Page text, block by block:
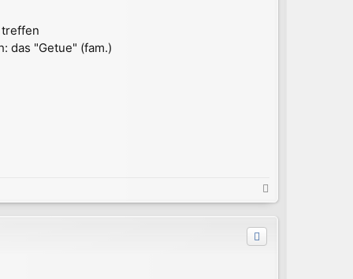
das "Getue" (fam.)
a
c